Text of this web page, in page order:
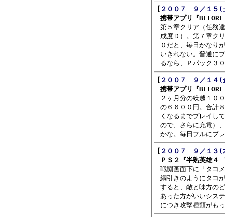
【 ２００７　９／１５
携帯アプリ『
第５章クリア（任務
成度Ｄ）。第７章ク
０だと、毎日かなり
いきれない。普通に
【 ２００７　９／１４
携帯アプリ『
２ヶ月分の繰越１０
の６６００円。合計
くなるまでプレイし
ので、さらに充電）
【 ２００７　９／１３
ＰＳ２『半熟英雄４
戦闘画面下に「タコ
綱引きのようにタコ
すると、敵と味方の
あった方がいいシス